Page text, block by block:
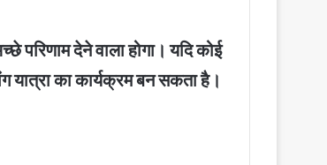
परिणाम देने वाला होगा। यदि कोई
यात्रा का कार्यक्रम बन सकता है।